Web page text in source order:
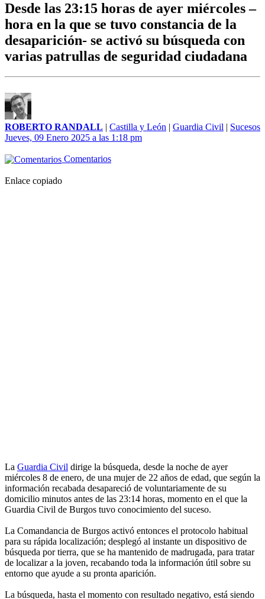
Desde las 23:15 horas de ayer miércoles –
hora en la que se tuvo constancia de la
desaparición- se activó su búsqueda con
varias patrullas de seguridad ciudadana
ROBERTO RANDALL | Castilla y León | Guardia Civil | Sucesos
Jueves, 09 Enero 2025 a las 1:18 pm
Comentarios
Enlace copiado
La Guardia Civil dirige la búsqueda, desde la noche de ayer
miércoles 8 de enero, de una mujer de 22 años de edad, que según la
información recabada desapareció de voluntariamente de su
domicilio minutos antes de las 23:14 horas, momento en el que la
Guardia Civil de Burgos tuvo conocimiento del suceso.
La Comandancia de Burgos activó entonces el protocolo habitual
para su rápida localización; desplegó al instante un dispositivo de
búsqueda por tierra, que se ha mantenido de madrugada, para tratar
de localizar a la joven, recabando toda la información útil sobre su
entorno que ayude a su pronta aparición.
La búsqueda, hasta el momento con resultado negativo, está siendo